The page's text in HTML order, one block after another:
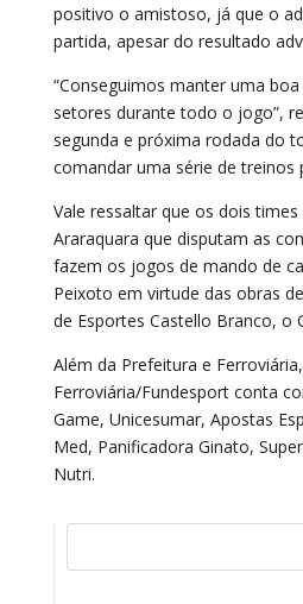
positivo o amistoso, já que o
partida, apesar do resultado
“Conseguimos manter uma
setores durante todo o jogo”,
segunda e próxima rodada do
comandar uma série de treinos
Vale ressaltar que os dois
Araraquara que disputam as
fazem os jogos de mando de
Peixoto em virtude das obras
de Esportes Castello Branco, o
Além da Prefeitura e
Ferroviária/Fundesport conta
Game, Unicesumar, Apostas
Med, Panificadora Ginato,
Nutri.